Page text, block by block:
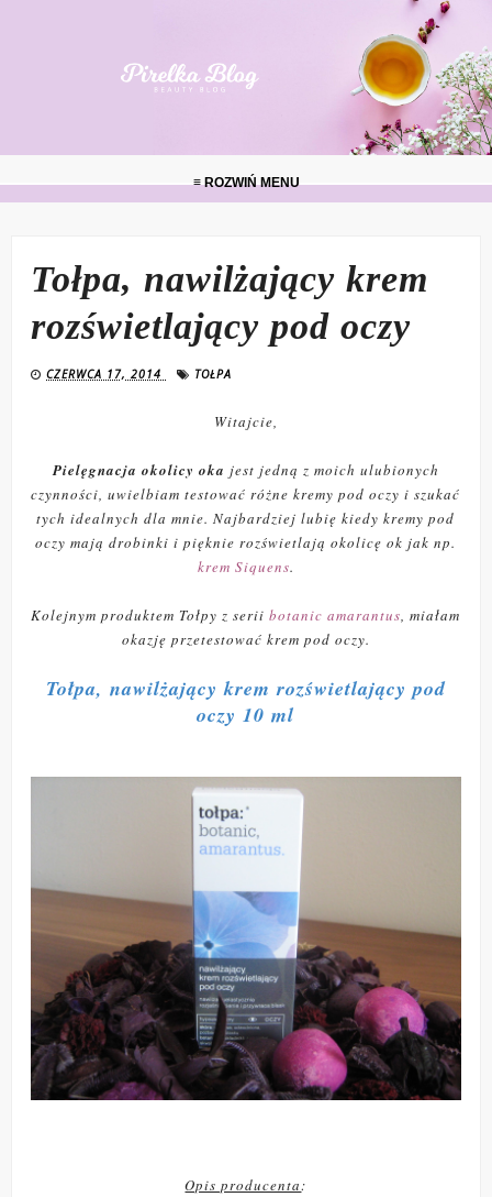
≡ ROZWIŃ MENU
Tołpa, nawilżający krem
rozświetlający pod oczy
CZERWCA 17, 2014 TOŁPA
Witajcie,
Pielęgnacja okolicy oka jest jedną z moich ulubionych
czynności, uwielbiam testować różne kremy pod oczy i szukać
tych idealnych dla mnie. Najbardziej lubię kiedy kremy pod
oczy mają drobinki i pięknie rozświetlają okolicę ok jak np.
krem Siquens.
Kolejnym produktem Tołpy z seriibotanic amarantus, miałam
okazję przetestować krem pod oczy.
Tołpa, nawilżający krem rozświetlający pod
oczy 10 ml
Opis producenta: